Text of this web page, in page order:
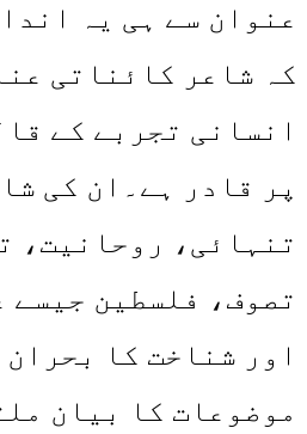
عنوان سے ہی یہ
کہ شاعر کائناتی
انسانی تجربے کے
پر قادر ہے۔ان کی
تنہائی، روحانیت،
تصوف، فلسطین جیسے
اور شناخت کا
موضوعات کا بیان